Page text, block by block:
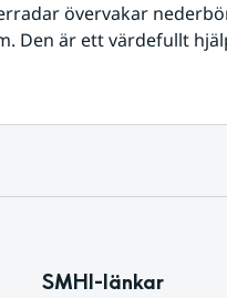
övervakar
Den är ett värdefullt
SMHI-länkar